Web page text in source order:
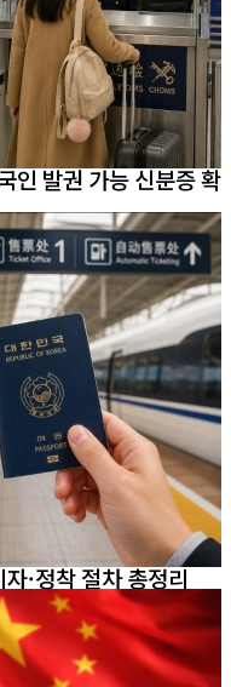
발권 가능 신분증 확
·정착 절차 총정리